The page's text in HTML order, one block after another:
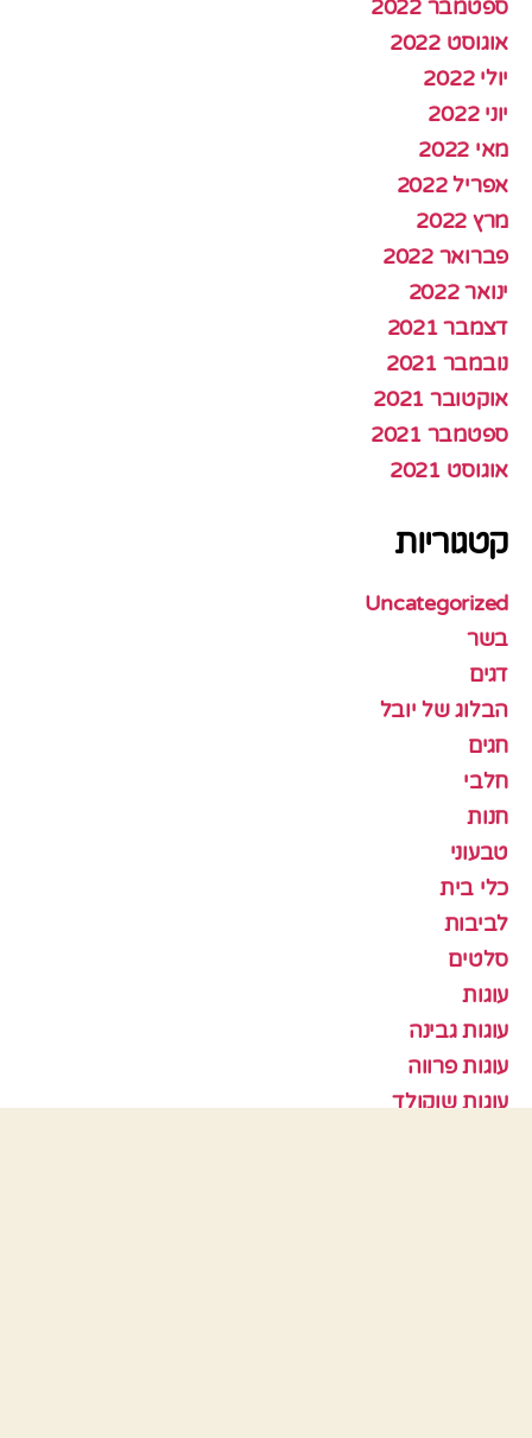
ספטמבר 2022
אוגוסט 2022
יולי 2022
יוני 2022
מאי 2022
אפריל 2022
מרץ 2022
פברואר 2022
ינואר 2022
דצמבר 2021
נובמבר 2021
אוקטובר 2021
ספטמבר 2021
אוגוסט 2021
קטגוריות
Uncategorized
בשר
דגים
הבלוג של יובל
חגים
חלבי
חנות
טבעוני
כלי בית
לביבות
סלטים
עוגות
עוגות גבינה
עוגות פרווה
עוגות שוקולד